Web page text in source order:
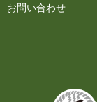
お問い合わせ